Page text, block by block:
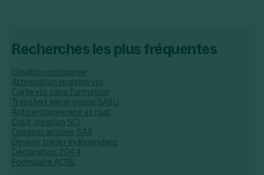
Recherches les plus fréquentes
Creation entreprise
Attestation registre vtc
Carte vtc sans formation
Transfert siege social SASU
Auto entrepreneur et rsat
Cout creation SCI
Cession actions SAS
Devenir trader indépendant
Déclaration 2044
Formulaire ACRE